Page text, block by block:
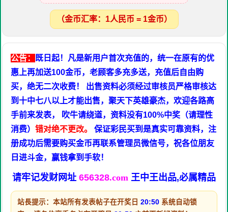
（金币汇率：1人民币 = 1金币）
公告： 既日起！凡是新用户首次充值的，统一在原有的优
惠上再加送100金币，老顾客多充多送，充值后自由购
买，绝无二次收费！ 出售资料必须经过审核员严格审核达
到十中七八以上才能出售，聚天下英雄豪杰，欢迎各路高
手前来发表， 吹牛请绕道，资料没有100%中奖（请理性
消费） 错对绝不更改。
保证彩民买到是真实可靠资料，注
册成功后需要购买金币再联系管理员微信号，祝各位朋友
日进斗金，赢钱拿到手软！
请牢记发财网址 656328.com 王中王出品,必属精品
站長提示：本站所有发表帖子在开奖日 20:50 系统自动锁